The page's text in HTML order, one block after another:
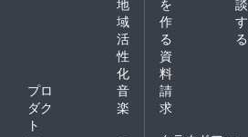
域
活
性
化
プロ
ダク
ト
音
楽
作
る
す
る
資
料
請
求